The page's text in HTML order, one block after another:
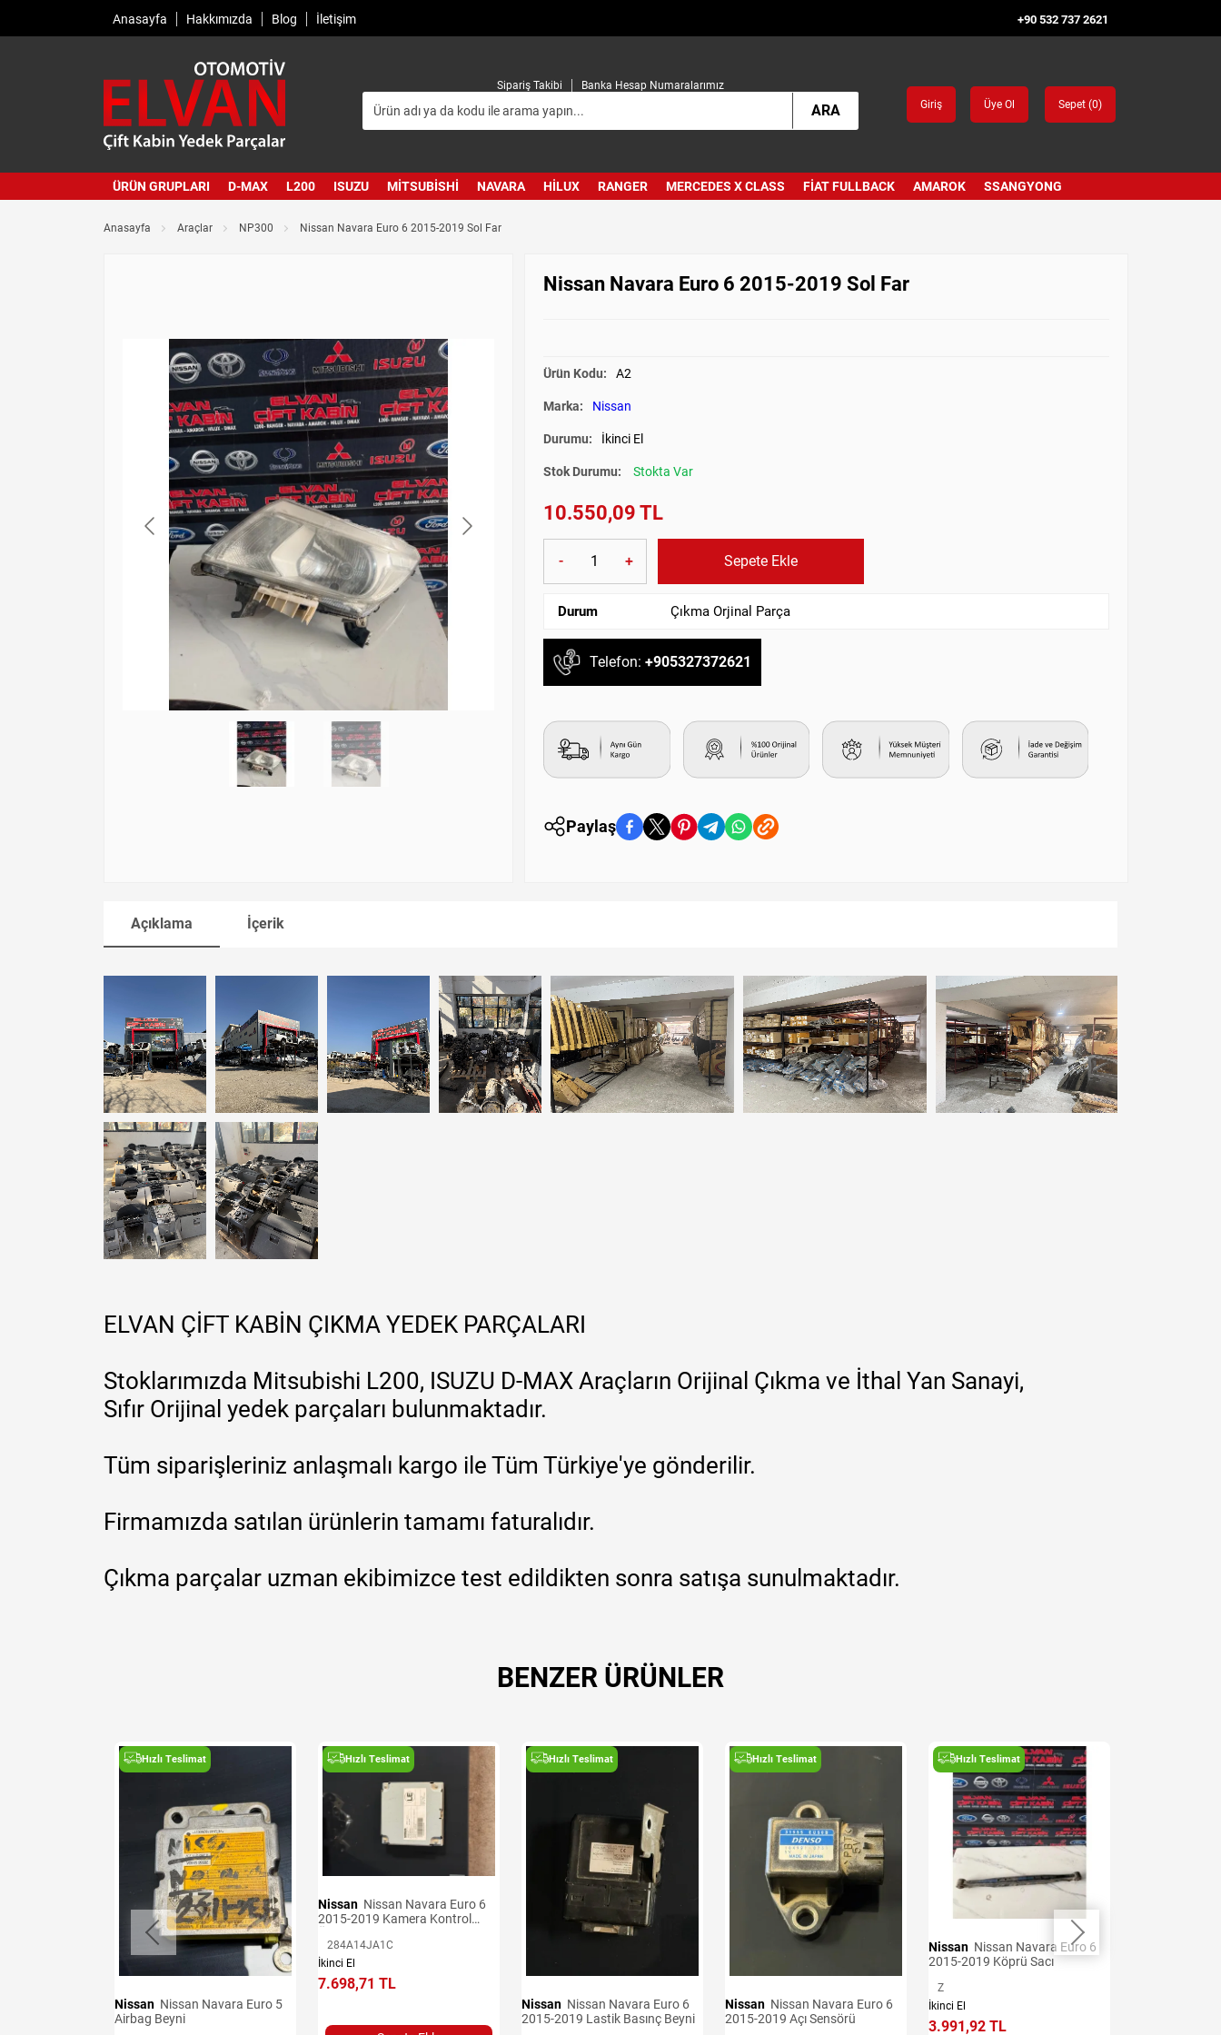
Anasayfa Hakkımızda Blog İletişim +90 532 737 2621
Sipariş Takibi Banka Hesap Numaralarımız
ARA Giriş Üye Ol Sepet (0)
ÜRÜN GRUPLARI D-MAX L200 ISUZU MITSUBISHI NAVARA HILUX RANGER MERCEDES X CLASS FIAT FULLBACK AMAROK SSANGYONG
Anasayfa Araçlar NP300 Nissan Navara Euro 6 2015-2019 Sol Far
Nissan Navara Euro 6 2015-2019 Sol Far
Ürün Kodu: A2
Marka: Nissan
Durumu: İkinci El
Stok Durumu: Stokta Var
10.550,09 TL
- + Sepete Ekle
Durum Çıkma Orjinal Parça
Telefon: +905327372621
Paylaş
Açıklama İçerik
ELVAN ÇİFT KABİN ÇIKMA YEDEK PARÇALARI
Stoklarımızda Mitsubishi L200, ISUZU D-MAX Araçların Orijinal Çıkma ve İthal Yan Sanayi,
Sıfır Orijinal yedek parçaları bulunmaktadır.
Tüm siparişleriniz anlaşmalı kargo ile Tüm Türkiye'ye gönderilir.
Firmamızda satılan ürünlerin tamamı faturalıdır.
Çıkma parçalar uzman ekibimizce test edildikten sonra satışa sunulmaktadır.
BENZER ÜRÜNLER
Hızlı Teslimat
Nissan
Airbag Beyni
Hızlı Teslimat
Nissan
2015-2019 Kamera Kontrol
284A14JA1C
İkinci El
7.698,71 TL
Hızlı Teslimat
Nissan
2015-2019 Lastik Basınç Beyni
Hızlı Teslimat
Nissan
2015-2019 Açı Sensörü
Hızlı Teslimat
Nissan
2015-2019 Köprü Sacı
Z
İkinci El
3.991,92 TL